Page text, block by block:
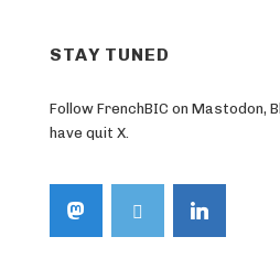
STAY TUNED
Follow FrenchBIC on Mastodon,
have quit X.